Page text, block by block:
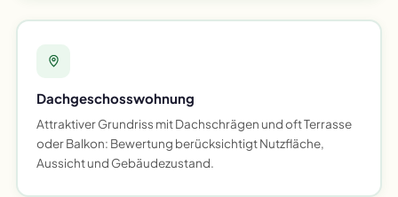
Dachgeschosswohnung
Attraktiver Grundriss mit Dachschrägen und oft Terrasse
oder Balkon: Bewertung berücksichtigt Nutzfläche,
Aussicht und Gebäudezustand.